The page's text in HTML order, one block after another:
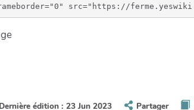
Dernière édition : 23 Jun 2023 Partager